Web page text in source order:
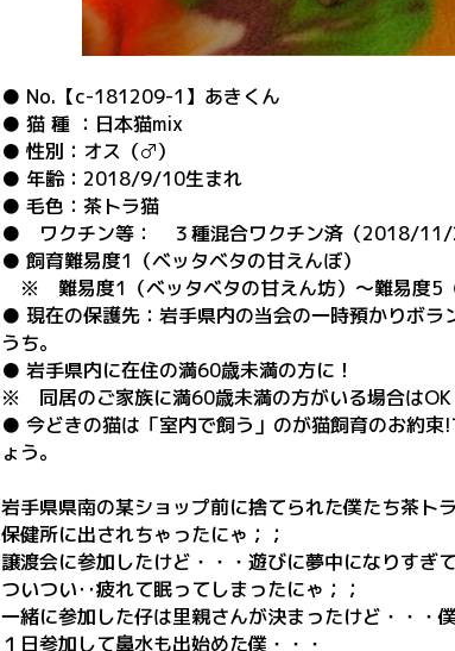
● No.【c-181209-1】あきくん
● 猫 種 ：日本猫mix
● 性別：オス（♂）
● 年齢：2018/9/10生まれ
● 毛色：茶トラ猫
● ワクチン等： ３種混合ワクチン済（2018/
● 飼育難易度1（ベッタベタの甘えんぼ）
※ 難易度1（ベッタベタの甘えん坊）～難易度5
● 現在の保護先：岩手県内の当会の一時預かりボラ
うち。
● 岩手県内に在住の満60歳未満の方に！
※ 同居のご家族に満60歳未満の方がいる場合は
● 今どきの猫は「室内で飼う」のが猫飼育のお約束
ょう。
岩手県県南の某ショップ前に捨てられた僕たち茶ト
保健所に出されちゃったにゃ；；
譲渡会に参加したけど・・・遊びに夢中になりすぎ
ついつい‥疲れて眠ってしまったにゃ；；
一緒に参加した仔は里親さんが決まったけど・・・
１日参加して鼻水も出始めた僕・・・